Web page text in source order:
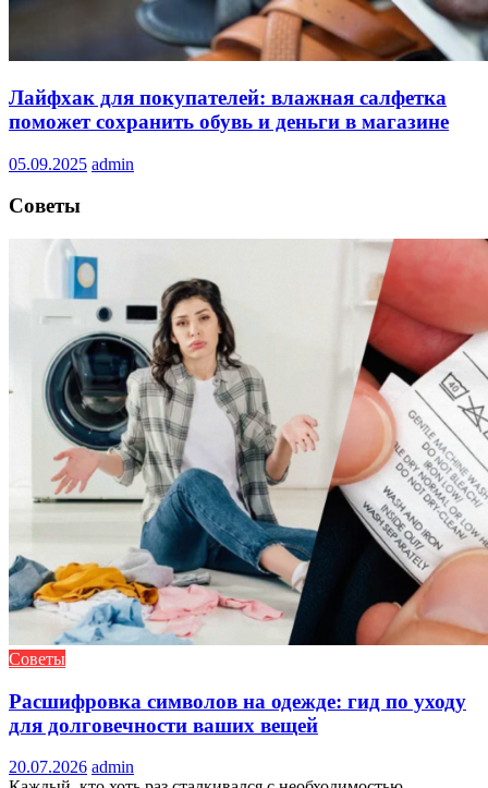
Лайфхак для покупателей: влажная салфетка
поможет сохранить обувь и деньги в магазине
05.09.2025 admin
Советы
Советы
Расшифровка символов на одежде: гид по уходу
для долговечности ваших вещей
20.07.2026 admin